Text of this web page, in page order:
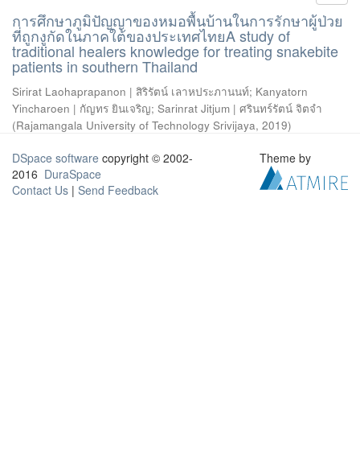
การศึกษาภูมิปัญญาของหมอพื้นบ้านในการรักษาผู้ป่วย
ที่ถูกงูกัดในภาคใต้ของประเทศไทยA study of
traditional healers knowledge for treating snakebite
patients in southern Thailand
Sirirat Laohaprapanon | สิริรัตน์ เลาหประภานนท์; Kanyatorn
Yincharoen | กัญทร ยินเจริญ; Sarinrat Jitjum | ศรินทร์รัตน์ จิตจำ
(Rajamangala University of Technology Srivijaya, 2019)
DSpace software copyright © 2002-
2016 DuraSpace
Contact Us | Send Feedback
Theme by